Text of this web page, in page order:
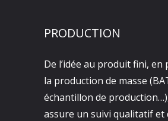
PRODUCTION
De l’idée au produit fini, en
la production de masse
échantillon de production…),
assure un suivi qualitatif